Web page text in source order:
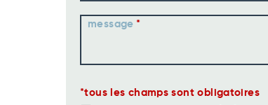
message
tous les champs sont obligatoires